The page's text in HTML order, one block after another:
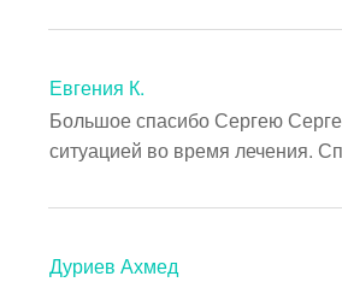
Евгения К.
Большое спасибо Сергею
ситуацией во время лечения.
Дуриев Ахмед